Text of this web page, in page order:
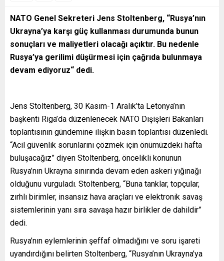
NATO Genel Sekreteri Jens Stoltenberg, “Rusya’nın
Ukrayna’ya karşı güç kullanması durumunda bunun
sonuçları ve maliyetleri olacağı açıktır. Bu nedenle
Rusya’ya gerilimi düşürmesi için çağrıda bulunmaya
devam ediyoruz“ dedi.
Jens Stoltenberg, 30 Kasım-1 Aralık’ta Letonya’nın
başkenti Riga’da düzenlenecek NATO Dışişleri Bakanları
toplantısının gündemine ilişkin basın toplantısı düzenledi.
“Acil güvenlik sorunlarını çözmek için önümüzdeki hafta
buluşacağız” diyen Stoltenberg, öncelikli konunun
Rusya’nın Ukrayna sınırında devam eden askeri yığınağı
olduğunu vurguladı. Stoltenberg, “Buna tanklar, topçular,
zırhlı birimler, insansız hava araçları ve elektronik savaş
sistemlerinin yanı sıra savaşa hazır birlikler de dahildir”
dedi.
Rusya’nın eylemlerinin şeffaf olmadığını ve soru işareti
uyandırdığını belirten Stoltenberg, “Rusya’nın Ukrayna’ya